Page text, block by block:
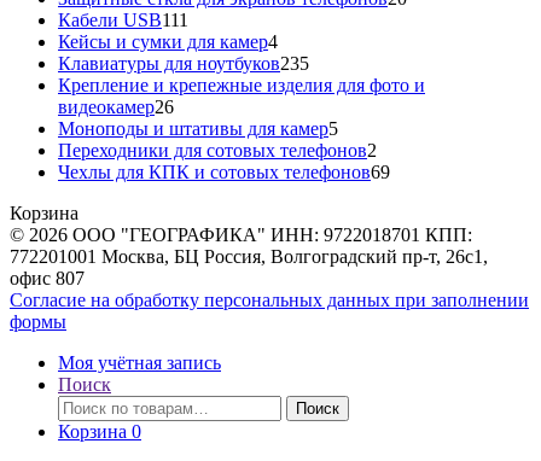
Кабели USB111
товаров
Кейсы и сумки для камер44
товара
Клавиатуры для ноутбуков235235
товаров
Крепление и крепежные изделия для фото и
видеокамер2626
товаров
Моноподы и штативы для камер55
товаров
Переходники для сотовых телефонов2
товара
Чехлы для КПК и сотовых телефонов6969
Корзина
© 2026 ООО "ГЕОГРАФИКА" ИНН: 9722018701 КПП:
772201001 Москва, БЦ Россия, Волгоградский пр-т, 26с1,
офис 807
Согласие на обработку персональных данных при заполнении
формы
Моя учётная запись
Поиск
Искать:
Поиск
Корзина 0